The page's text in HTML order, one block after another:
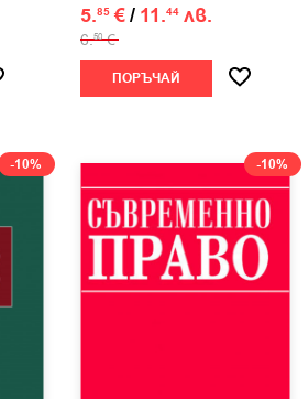
5.85 €/ 11.44 лв.
6.50 €
ПОРЪЧАЙ
-10% -10%